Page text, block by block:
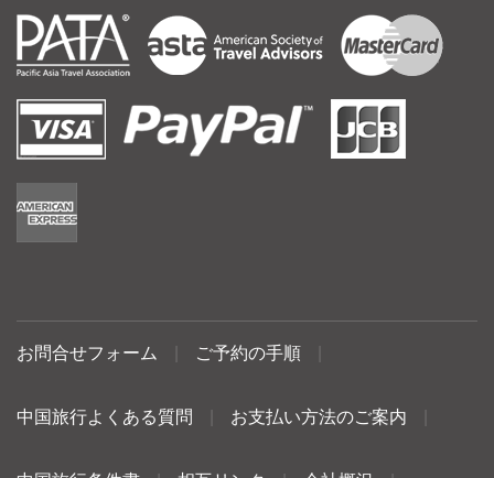
お問合せフォーム ご予約の手順
中国旅行よくある質問 お支払い方法のご案内